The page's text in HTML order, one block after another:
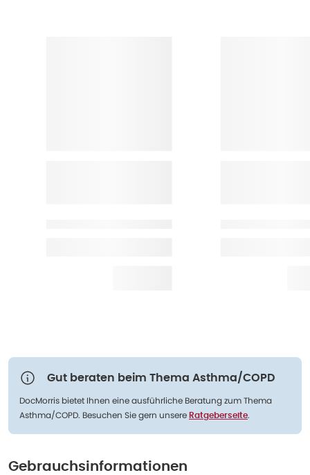
Gut beraten beim Thema Asthma/COPD
DocMorris bietet Ihnen eine ausführliche Beratung zum Thema
Asthma/COPD. Besuchen Sie gern unsere Ratgeberseite.
Gebrauchsinformationen